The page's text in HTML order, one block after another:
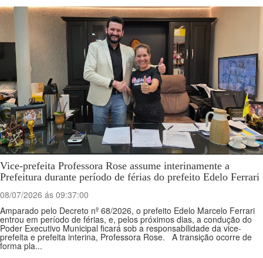
Vice-prefeita Professora Rose assume interinamente a
Prefeitura durante período de férias do prefeito Edelo Ferrari
08/07/2026 ás 09:37:00
Amparado pelo Decreto nº 68/2026, o prefeito Edelo Marcelo Ferrari
entrou em período de férias, e, pelos próximos dias, a condução do
Poder Executivo Municipal ficará sob a responsabilidade da vice-
prefeita e prefeita interina, Professora Rose. A transição ocorre de
forma pla...